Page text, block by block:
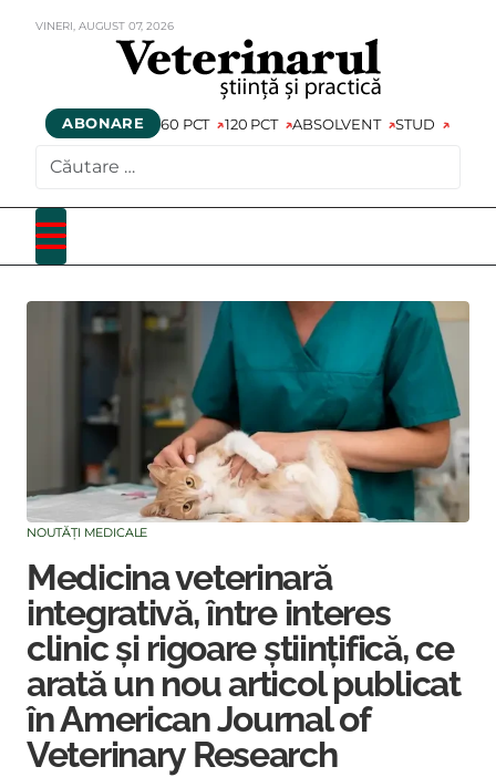
VINERI, AUGUST 07,2026
ABONARE 60 PCT 120 PCT ABSOLVENT STUD
NOUTĂȚI MEDICALE
Medicina veterinară
integrativă, între interes
clinic și rigoare științifică, ce
arată un nou articol publicat
în American Journal of
Veterinary Research